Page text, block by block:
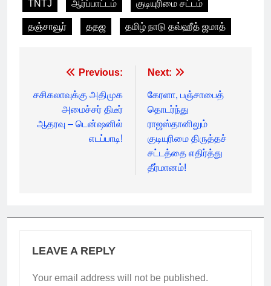
TNTJ ஆர்ப்பாட்டம் குடியுரிமை சட்டம்
தஞ்சாவூர் ததஜ தமிழ் நாடு தவ்ஹீத் ஜமாத்
navigation
Previous:
சசிகலாவுக்கு அதிமுக
அமைச்சர் திடீர்
ஆதரவு – டென்ஷனில்
எடப்பாடி!
Next:
கேரளா, பஞ்சாபைத்
தொடர்ந்து
ராஜஸ்தானிலும்
குடியுரிமை திருத்தச்
சட்டத்தை எதிர்த்து
தீர்மானம்!
LEAVE A REPLY
Your email address will not be published.